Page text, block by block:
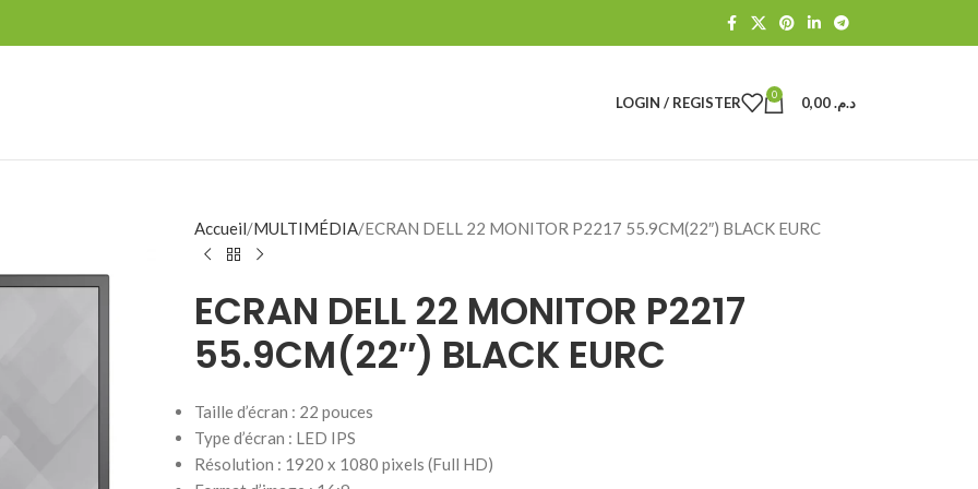
LOGIN / REGISTER 0 د.م.
Accueil MULTIMÉDIA ECRAN DELL 22 MONITOR P2217 55.9CM(22″) BLACK EURC
ECRAN DELL 22 MONITOR P2217
55.9CM(22″) BLACK EURC
Taille d’écran : 22 pouces
Type d’écran : LED IPS
Résolution : 1920 x 1080 pixels (Full HD)